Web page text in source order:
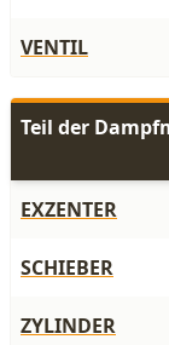
VENTIL
Teil der
EXZENTER
SCHIEBER
ZYLINDER